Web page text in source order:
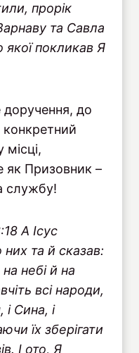
прорік
та Савла
покликав Я
до
конкретний
Призовник –
службу!
А Ісус
них та й сказав:
небі й на
всі народи,
і Сина, і
їх зберігати
І ото, Я